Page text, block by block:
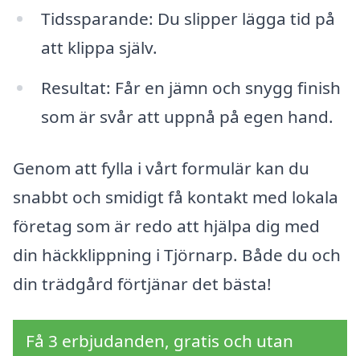
Tidssparande: Du slipper lägga tid på
att klippa själv.
Resultat: Får en jämn och snygg finish
som är svår att uppnå på egen hand.
Genom att fylla i vårt formulär kan du
snabbt och smidigt få kontakt med lokala
företag som är redo att hjälpa dig med
din häckklippning i Tjörnarp. Både du och
din trädgård förtjänar det bästa!
Få 3 erbjudanden, gratis och utan